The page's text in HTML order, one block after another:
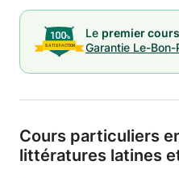
Le premier cours
Garantie Le-Bon-
Cours particuliers
littératures latines